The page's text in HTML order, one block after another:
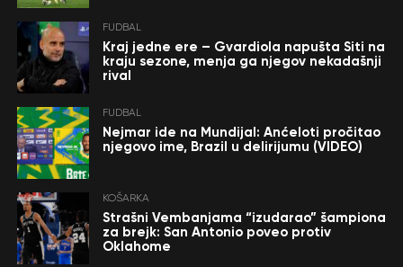
FUDBAL
Kraj jedne ere – Gvardiola napušta Siti na
kraju sezone, menja ga njegov nekadašnji
rival
FUDBAL
Nejmar ide na Mundijal: Anćeloti pročitao
njegovo ime, Brazil u delirijumu (VIDEO)
KOŠARKA
Strašni Vembanjama “izudarao” šampiona
za brejk: San Antonio poveo protiv
Oklahome